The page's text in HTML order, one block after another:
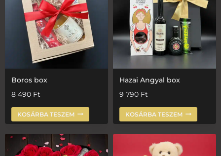
Boros box
8 490 Ft
KOSÁRBA TESZEM
Hazai Angyal box
9 790 Ft
KOSÁRBA TESZEM